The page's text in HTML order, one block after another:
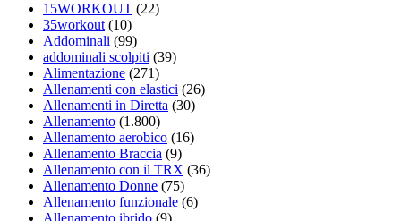
15WORKOUT (22)
35workout (10)
Addominali (99)
addominali scolpiti (39)
Alimentazione (271)
Allenamenti con elastici (26)
Allenamenti in Diretta (30)
Allenamento (1.800)
Allenamento aerobico (16)
Allenamento Braccia (9)
Allenamento con il TRX (36)
Allenamento Donne (75)
Allenamento funzionale (6)